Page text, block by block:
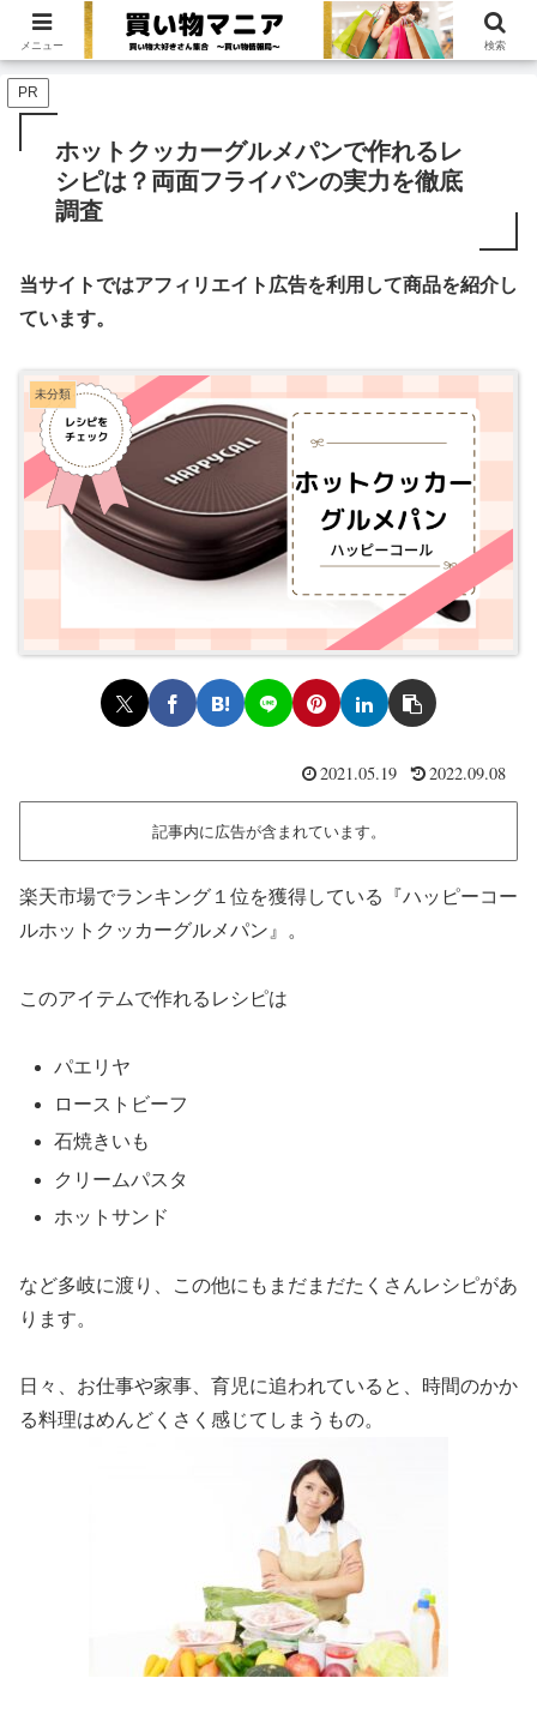
買い物大好きさん集合！〜買い物情報局〜
PR
ホットクッカーグルメパンで作れるレ
シピは？両面フライパンの実力を徹底
調査
当サイトではアフィリエイト広告を利用して商品を紹介し
ています。
未分類
2021.05.19 2022.09.08
記事内に広告が含まれています。
楽天市場でランキング１位を獲得している『ハッピーコー
ルホットクッカーグルメパン』。
このアイテムで作れるレシピは
パエリヤ
ローストビーフ
石焼きいも
クリームパスタ
ホットサンド
など多岐に渡り、この他にもまだまだたくさんレシピがあ
ります。
日々、お仕事や家事、育児に追われていると、時間のかか
る料理はめんどくさく感じてしまうもの。
メニュー 検索